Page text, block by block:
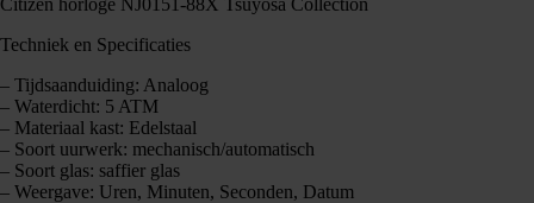
Techniek en Specificaties
– Tijdsaanduiding: Analoog
– Waterdicht: 5 ATM
– Materiaal kast: Edelstaal
– Soort uurwerk: mechanisch/automatisch
– Soort glas: saffier glas
– Weergave: Uren, Minuten, Seconden, Datum